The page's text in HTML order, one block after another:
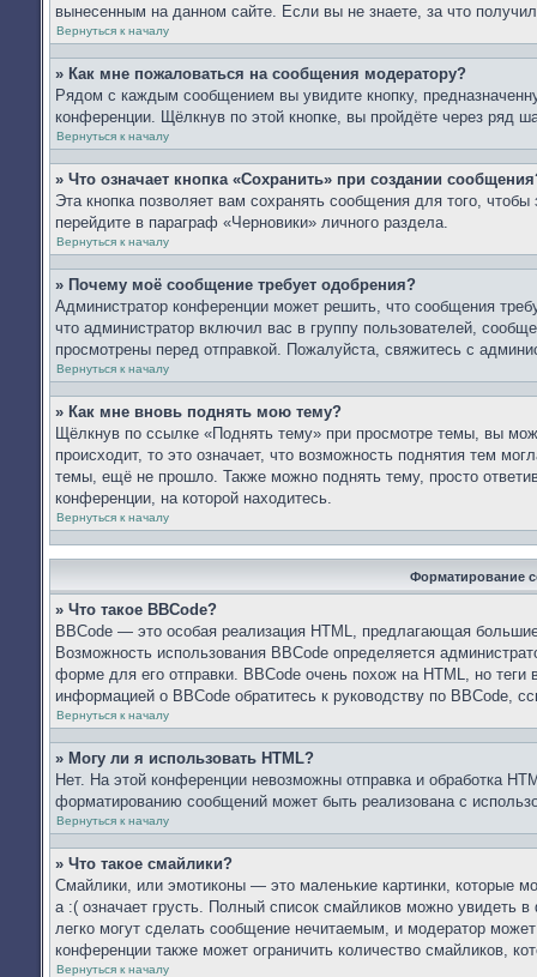
вынесенным на данном сайте. Если вы не знаете, за что
Вернуться к началу
» Как мне пожаловаться на сообщения модератору?
Рядом с каждым сообщением вы увидите кнопку,
конференции. Щёлкнув по этой кнопке, вы пройдёте через ряд
Вернуться к началу
» Что означает кнопка «Сохранить» при создании
Эта кнопка позволяет вам сохранять сообщения для того,
перейдите в параграф «Черновики» личного раздела.
Вернуться к началу
» Почему моё сообщение требует одобрения?
Администратор конференции может решить, что сообщения
что администратор включил вас в группу пользователей,
просмотрены перед отправкой. Пожалуйста, свяжитесь с
Вернуться к началу
» Как мне вновь поднять мою тему?
Щёлкнув по ссылке «Поднять тему» при просмотре темы, вы
происходит, то это означает, что возможность поднятия тем
темы, ещё не прошло. Также можно поднять тему, просто
конференции, на которой находитесь.
Вернуться к началу
Форматирование
» Что такое BBCode?
BBCode — это особая реализация HTML, предлагающая
Возможность использования BBCode определяется
форме для его отправки. BBCode очень похож на HTML, но
информацией о BBCode обратитесь к руководству по BBCode,
Вернуться к началу
» Могу ли я использовать HTML?
Нет. На этой конференции невозможны отправка и обработка
форматированию сообщений может быть реализована с
Вернуться к началу
» Что такое смайлики?
Смайлики, или эмотиконы — это маленькие картинки, которые
а :( означает грусть. Полный список смайликов можно увидеть
легко могут сделать сообщение нечитаемым, и модератор
конференции также может ограничить количество смайликов,
Вернуться к началу